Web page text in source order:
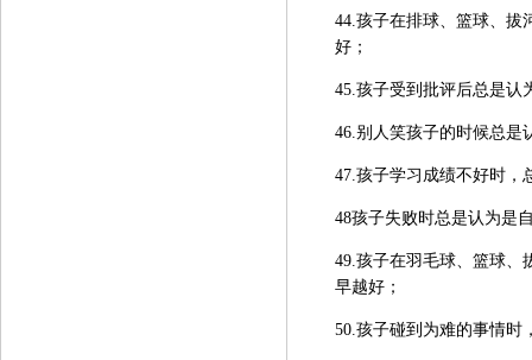
44.孩子在排球、篮球、拔
好；
45.孩子受到批评后总是认
46.别人笑孩子的时候总是
47.孩子学习成绩不好时，
48孩子失败时总是认为是
49.孩子在羽毛球、篮球、
早越好；
50.孩子碰到为难的事情时